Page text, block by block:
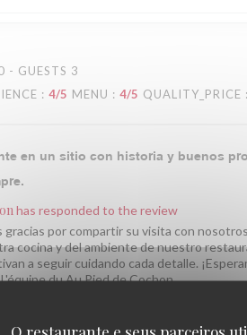
O restaurante e seus parceiros
- GUESTS 3
: 4/5 MENU : 4/5 QUALITY_PRICE
en un sitio con historia y buenos
has responded to the review
gracias por compartir su visita con
cocina y del ambiente de nuestro
a seguir cuidando cada detalle.
du Au Pied de Cochon